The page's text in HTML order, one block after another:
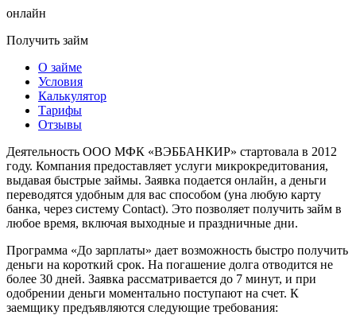
онлайн
Получить займ
О займе
Условия
Калькулятор
Тарифы
Отзывы
Деятельность ООО МФК «ВЭББАНКИР» стартовала в 2012
году. Компания предоставляет услуги микрокредитования,
выдавая быстрые займы. Заявка подается онлайн, а деньги
переводятся удобным для вас способом (yна любую карту
банка, через систему Contact). Это позволяет получить займ в
любое время, включая выходные и праздничные дни.
Программа «До зарплаты» дает возможность быстро получить
деньги на короткий срок. На погашение долга отводится не
более 30 дней. Заявка рассматривается до 7 минут, и при
одобрении деньги моментально поступают на счет. К
заемщику предъявляются следующие требования: